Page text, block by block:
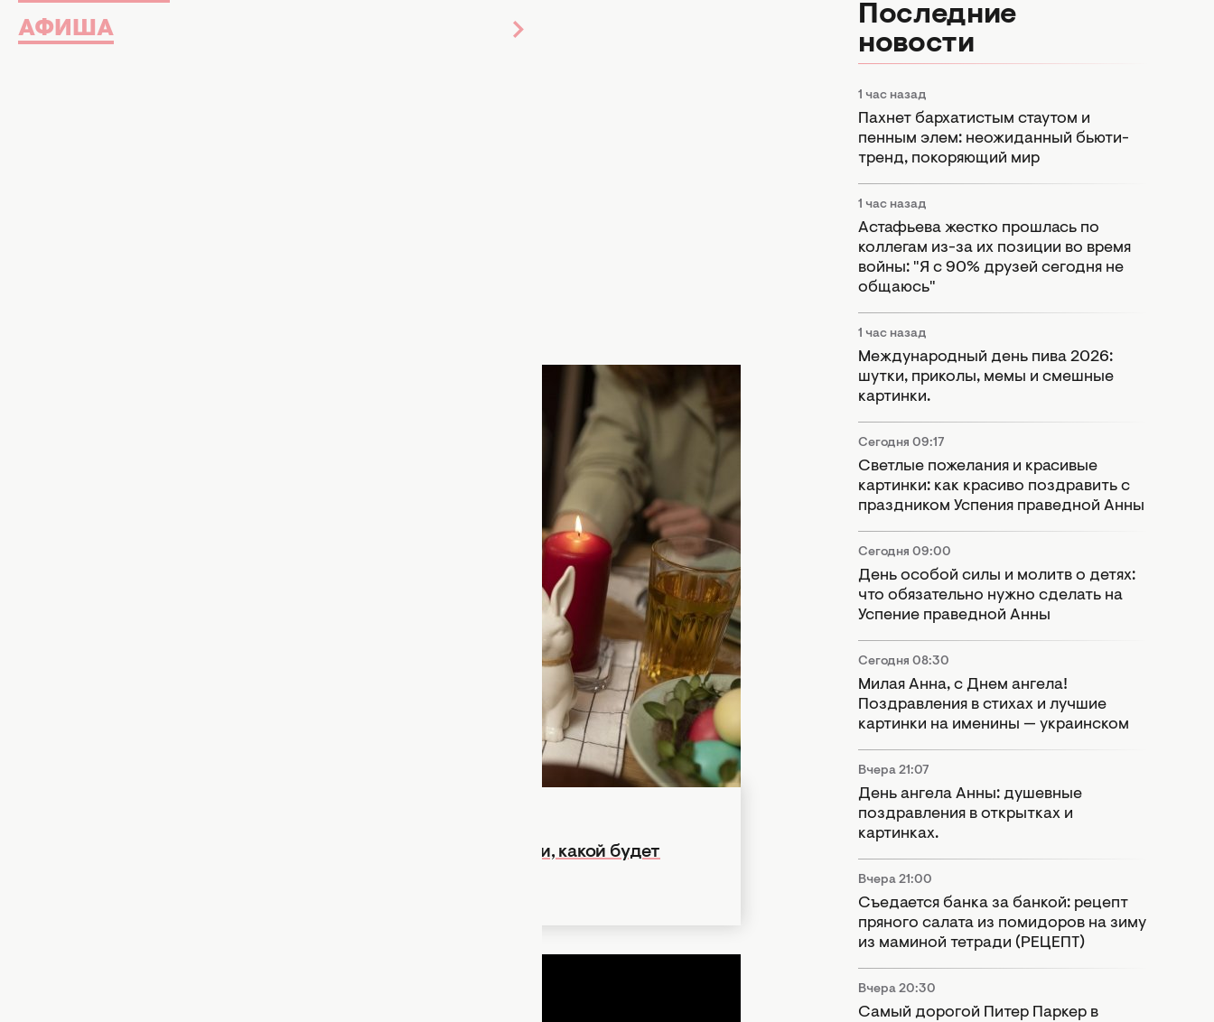
АФИША
В 2025 году Пасха приходится на 20 апреля. Вместе с этим праздником
заканчивается и Великий пост, который сопровождался строгими
ограничениями в еде. Это означает, что верующие наконец смогут
насладиться различными вкусностями, в том числе теми, которыеосвятят в
. Но важно правильно разговеться,
поскольку можно не только навредить организму, но и пренебречь
Напомним, что разговение - это употребление скромной пищи (животного
происхождения) после окончания поста и воздержания. Разговляться на
Пасху нужно в зависимости от того, посещали ли вы церковь.
Неужели снова морозы? Синоптики рассказали, какой будет
Последние
новости
1 час назад
Пахнет бархатистым стаутом и
пенным элем: неожиданный бьюти-
тренд, покоряющий мир
1 час назад
Астафьева жестко прошлась по
коллегам из-за их позиции во время
войны: "Я с 90% друзей сегодня не
общаюсь"
1 час назад
Международный день пива 2026:
шутки, приколы, мемы и смешные
картинки.
Сегодня 09:17
Светлые пожелания и красивые
картинки: как красиво поздравить с
праздником Успения праведной Анны
Сегодня 09:00
День особой силы и молитв о детях:
что обязательно нужно сделать на
Успение праведной Анны
Сегодня 08:30
Милая Анна, с Днем ангела!
Поздравления в стихах и лучшие
картинки на именины — украинском
Вчера 21:07
День ангела Анны: душевные
поздравления в открытках и
картинках.
Вчера 21:00
Съедается банка за банкой: рецепт
пряного салата из помидоров на зиму
из маминой тетради (РЕЦЕПТ)
Вчера 20:30
Самый дорогой Питер Паркер в